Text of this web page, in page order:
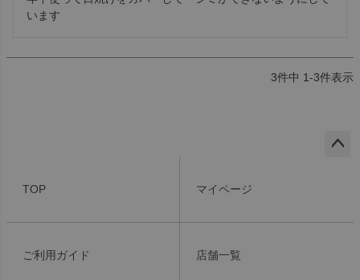
います
3件中 1-3件表示
TOP マイページ
ご利用ガイド 店舗一覧